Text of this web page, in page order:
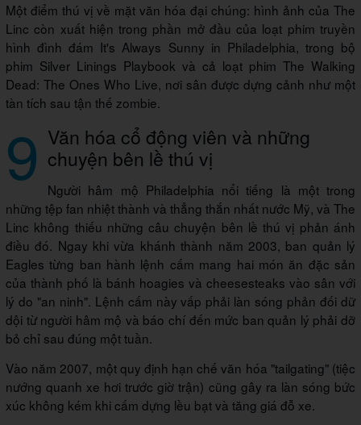
Một điểm thú vị về mặt văn hóa đại chúng: hình ảnh của The
Linc còn xuất hiện trong phần mở đầu của loạt phim truyền
hình đình đám It's Always Sunny in Philadelphia, trong bộ
phim Silver Linings Playbook và cả loạt phim The Walking
Dead: The Ones Who Live, nơi sân được dựng cảnh như một
tàn tích sau tận thế zombie.
9 Văn hóa cổ động viên và những
chuyện bên lề thú vị
Người hâm mộ Philadelphia nổi tiếng là một trong
những tệp fan nhiệt thành và thẳng thắn nhất nước Mỹ, và The
Linc không thiếu những câu chuyện bên lề thú vị phản ánh
điều đó. Ngay khi vừa khánh thành năm 2003, ban quản lý
Eagles từng ban hành lệnh cấm mang hai món ăn đặc sản
của thành phố là bánh hoagies và cheesesteaks vào sân với
lý do "an ninh". Lệnh cấm này vấp phải làn sóng phản đối dữ
dội từ người hâm mộ và báo chí đến mức ban quản lý phải dỡ
bỏ chỉ sau đúng một tuần.
Vào năm 2007, một quy định hạn chế văn hóa "tailgating" (tiệc
nướng quanh xe hơi trước giờ trận) cũng gây ra làn sóng bức
xúc không kém khi cấm dựng lều bạt và tăng giá đỗ xe.